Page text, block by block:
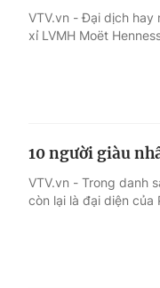
VTV.vn - Đại dịch hay
xỉ LVMH Moët
10 người giàu
VTV.vn - Trong danh
còn lại là đại diện của